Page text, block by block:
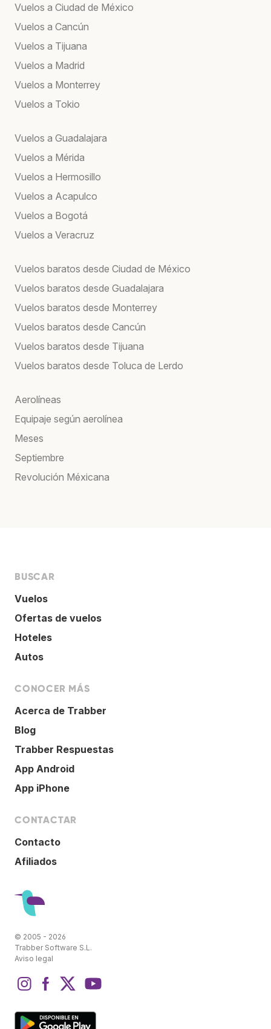
Vuelos a Ciudad de México
Vuelos a Cancún
Vuelos a Tijuana
Vuelos a Madrid
Vuelos a Monterrey
Vuelos a Tokio
Vuelos a Guadalajara
Vuelos a Mérida
Vuelos a Hermosillo
Vuelos a Acapulco
Vuelos a Bogotá
Vuelos a Veracruz
Vuelos baratos desde Ciudad de México
Vuelos baratos desde Guadalajara
Vuelos baratos desde Monterrey
Vuelos baratos desde Cancún
Vuelos baratos desde Tijuana
Vuelos baratos desde Toluca de Lerdo
Aerolíneas
Equipaje según aerolínea
Meses
Septiembre
Revolución Méxicana
BUSCAR
Vuelos
Ofertas de vuelos
Hoteles
Autos
CONOCER MÁS
Acerca de Trabber
Blog
Trabber Respuestas
App Android
App iPhone
CONTACTAR
Contacto
Afiliados
© 2005 - 2026
Trabber Software S.L.
Aviso legal